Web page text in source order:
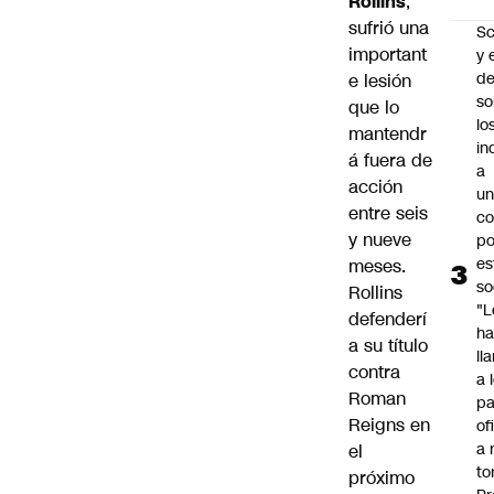
sufrió una
important
e lesión
que lo
mantendr
á fuera de
acción
entre seis
y nueve
meses.
Rollins
defenderí
a su título
contra
Roman
Reigns en
el
próximo
y
a
a
a